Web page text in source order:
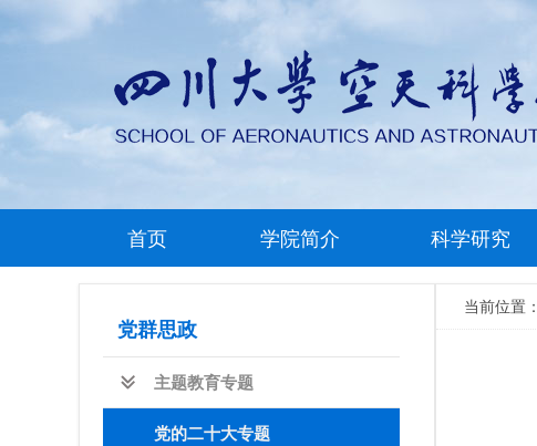
首页 学院简介 科学研究
党群思政
主题教育专题
党的二十大专题
当前位置：